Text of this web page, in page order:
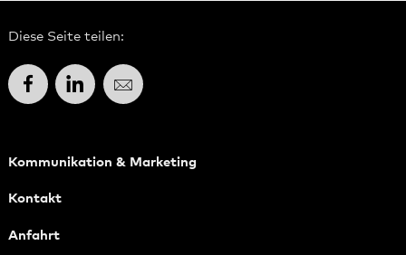
Diese Seite teilen:
FacebookLinkedInE-Mail
Kommunikation & Marketing
Kontakt
Anfahrt